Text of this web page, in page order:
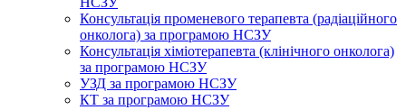
Консультація променевого терапевта (радіаційного
онколога) за програмою НСЗУ
Консультація хіміотерапевта (клінічного онколога)
за програмою НСЗУ
УЗД за програмою НСЗУ
КТ за програмою НСЗУ